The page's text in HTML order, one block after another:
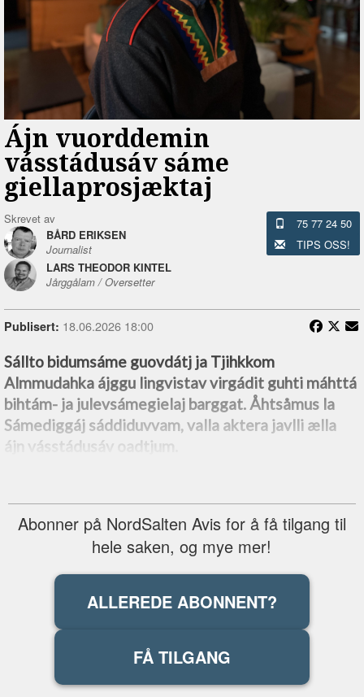
Ájn vuorddemin
vásstádusáv sáme
giellaprosjæktaj
Skrevet av
BÅRD ERIKSEN
Journalist
LARS THEODOR KINTEL
Jårggålam / Oversetter
75 77 24 50
TIPS OSS!
Publisert: 18.06.2026 18:00
Sállto bidumsáme guovdátj ja Tjihkkom
Almmudahka ájggu lingvistav virgádit guhti máhttá
bihtám- ja julevsámegielaj barggat. Åhtsåmus la
Sámediggáj sáddiduvvam, valla aktera javlli ælla
ájn vásstádusáv oadtjum.
Abonner på NordSalten Avis for å få tilgang til
hele saken, og mye mer!
ALLEREDE ABONNENT?
FÅ TILGANG